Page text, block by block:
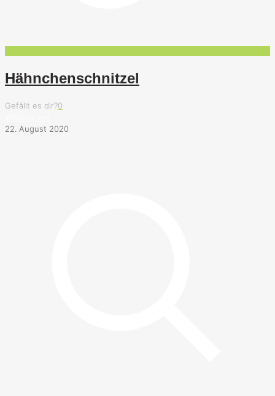
Hähnchenschnitzel
Gefällt es dir?0
22. August 2020